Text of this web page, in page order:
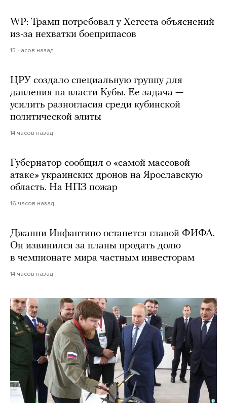
WP: Трамп потребовал у Хегсета объяснений
из-за нехватки боеприпасов
15 часов назад
ЦРУ создало специальную группу для
давления на власти Кубы. Ее задача —
усилить разногласия среди кубинской
политической элиты
14 часов назад
Губернатор сообщил о «самой массовой
атаке» украинских дронов на Ярославскую
область. На НПЗ пожар
16 часов назад
Джанни Инфантино останется главой ФИФА.
Он извинился за планы продать долю
в чемпионате мира частным инвесторам
14 часов назад